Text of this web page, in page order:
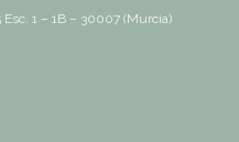
1 – 1B – 30007 (Murcia)